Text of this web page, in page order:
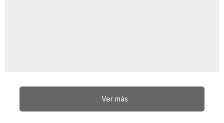
Ver más